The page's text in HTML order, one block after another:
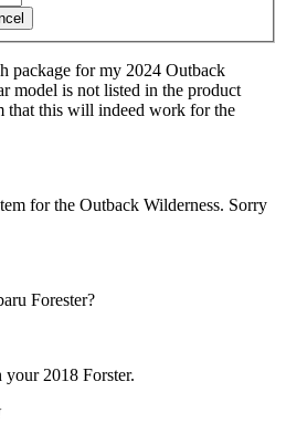
package for my 2024 Outback
model is not listed in the product
that this will indeed work for the
for the Outback Wilderness. Sorry
Forester?
2018 Forster.